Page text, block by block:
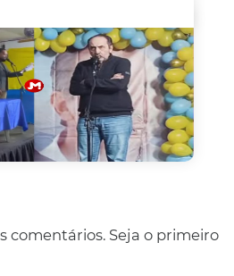
comentários. Seja o primeiro